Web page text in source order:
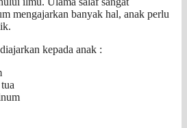
mengajarkan banyak hal, anak perlu
kepada anak :